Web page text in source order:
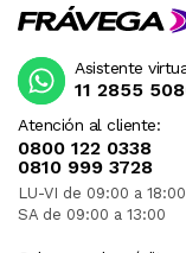
Atención al cliente:
0800 122 0338
0810 999 3728
LU-VI de 09:00 a 18:00
SA de 09:00 a 13:00
Asistente
11 2855